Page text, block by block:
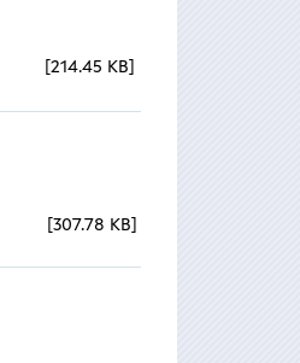
214.45 KB
307.78 KB